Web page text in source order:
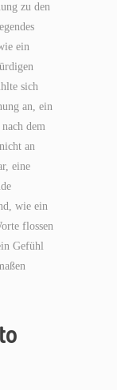
zu den
ein
sich
an, ein
dem
an
eine
wie ein
flossen
Gefühl